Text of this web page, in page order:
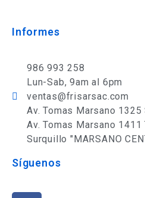
Informes
986 993 258
Lun-Sab, 9am al 6pm
ventas@frisarsac.com
Av. Tomas Marsano 1325
Av. Tomas Marsano
Surquillo "MARSANO
Síguenos